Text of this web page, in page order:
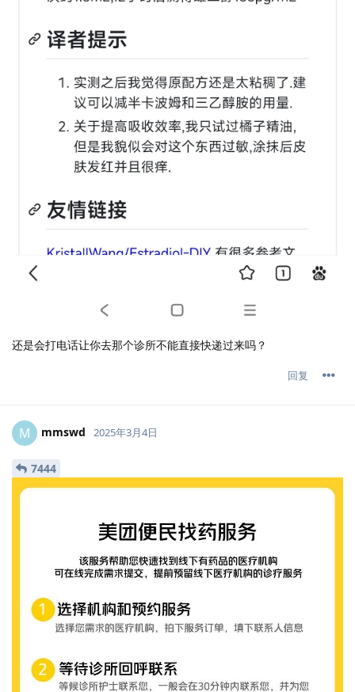
还是会打电话让你去那个诊所不能直接快递过来吗？
回复
M mmswd 2025年3月4日
7444